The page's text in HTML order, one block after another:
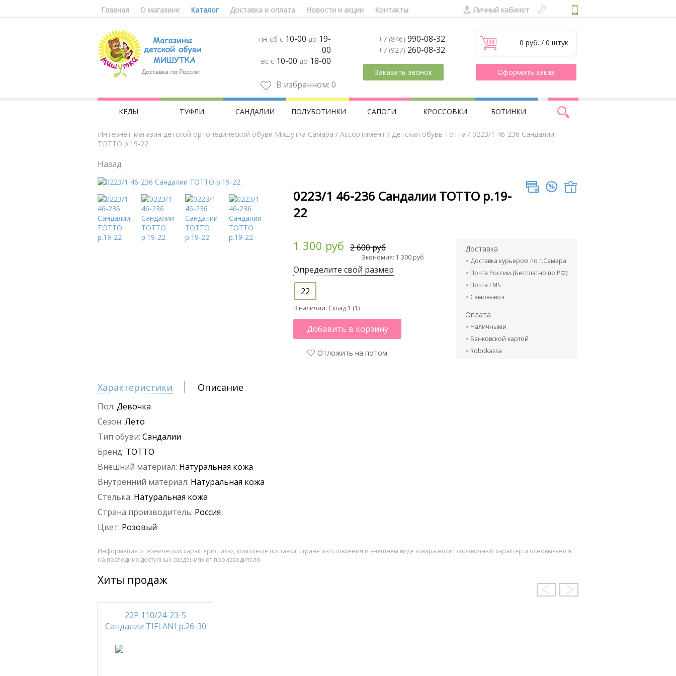
Главная О магазине Каталог Доставка и оплата Новости и акции Контакты Личный кабинет
пн-сб с 10-00 до 19-
00
вс с 10-00 до 18-00
В избранном: 0
+7 (846) 990-08-32
+7 (927) 260-08-32
Заказать звонок
0 руб. / 0 штук
Оформить заказ
КЕДЫ ТУФЛИ САНДАЛИИ ПОЛУБОТИНКИ САПОГИ КРОССОВКИ БОТИНКИ
Интернет-магазин детской ортопедической обуви Мишутка Самара / Aссортимент / Детская обувь Тотта / 0223/1 46-236 Сандалии
ТОТТО р.19-22
Назад
0223/1 46-236 Сандалии ТОТТО р.19-
22
1 300 руб 2 600 руб
Экономия: 1 300 руб
Определите свой размер
22
В наличии: Склад 1 (1)
Добавить в корзину
Отложить на потом
Доставка
Доставка курьером по г.Самара
Почта России.(Бесплатно по РФ)
Почта EMS
Самовывоз
Оплата
Наличными
Банковской картой
Robokassa
Характеристики Описание
Пол: Девочка
Сезон: Лето
Тип обуви: Сандалии
Бренд: ТОТТО
Внешний материал: Натуральная кожа
Внутренний материал: Натуральная кожа
Стелька: Натуральная кожа
Страна производитель: Россия
Цвет: Розовый
Информация о технических характеристиках, комплекте поставки, стране изготовления и внешнем виде товара носит справочный характер и основывается
на последних доступных сведениях от производителя
Хиты продаж
22Р 110/24-23-5
Сандалии TIFLANI р.26-30